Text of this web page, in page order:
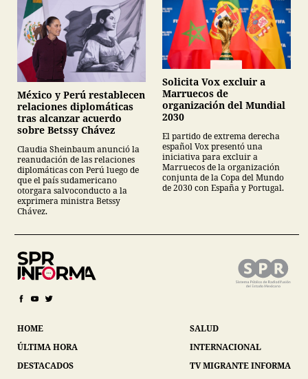
México y Perú restablecen
relaciones diplomáticas
tras alcanzar acuerdo
sobre Betssy Chávez
Claudia Sheinbaum anunció la
reanudación de las relaciones
diplomáticas con Perú luego de
que el país sudamericano
otorgara salvoconducto a la
exprimera ministra Betssy
Chávez.
Solicita Vox excluir a
Marruecos de
organización del Mundial
2030
El partido de extrema derecha
español Vox presentó una
iniciativa para excluir a
Marruecos de la organización
conjunta de la Copa del Mundo
de 2030 con España y Portugal.
HOME
ÚLTIMA HORA
DESTACADOS
SALUD
INTERNACIONAL
TV MIGRANTE INFORMA